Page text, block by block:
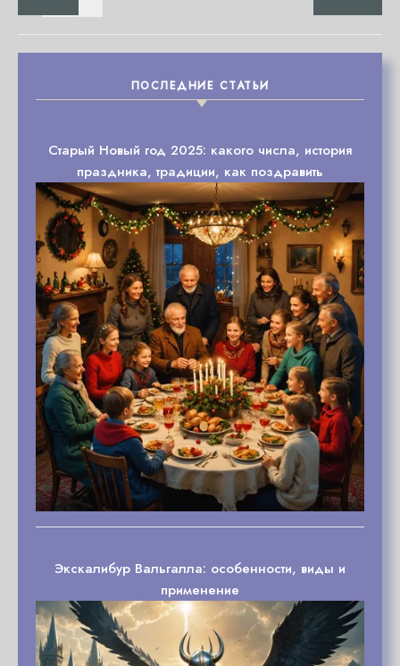
ПОСЛЕДНИЕ СТАТЬИ
Старый Новый год 2025: какого числа, история
праздника, традиции, как поздравить
Экскалибур Вальгалла: особенности, виды и
применение